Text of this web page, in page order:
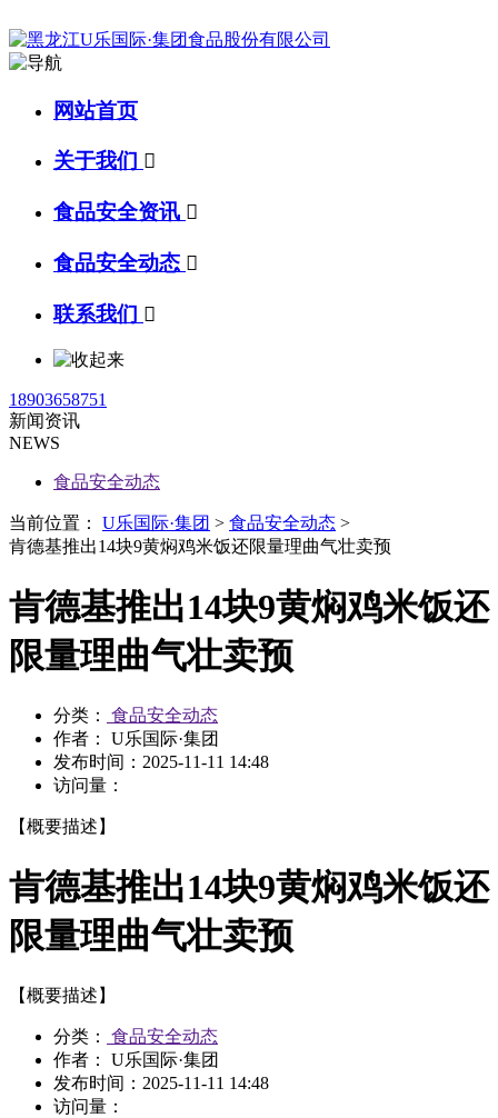
网站首页
关于我们 
食品安全资讯 
食品安全动态 
联系我们 
18903658751
新闻资讯
NEWS
食品安全动态
当前位置： U乐国际·集团 > 食品安全动态 >
肯德基推出14块9黄焖鸡米饭还限量理曲气壮卖预
肯德基推出14块9黄焖鸡米饭还
限量理曲气壮卖预
分类：
食品安全动态
作者： U乐国际·集团
发布时间： 2025-11-11 14:48
访问量：
【概要描述】
肯德基推出14块9黄焖鸡米饭还
限量理曲气壮卖预
【概要描述】
分类：
食品安全动态
作者： U乐国际·集团
发布时间： 2025-11-11 14:48
访问量：